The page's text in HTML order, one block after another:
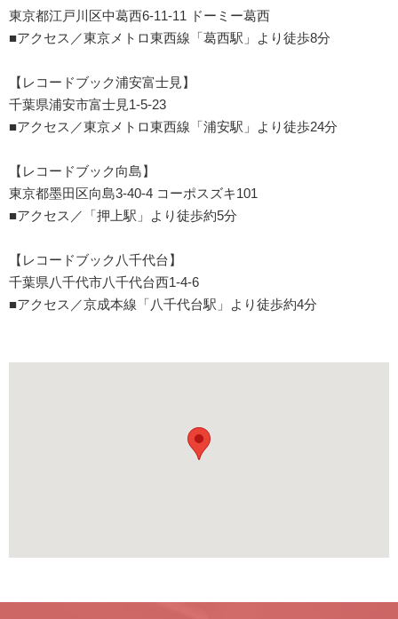
東京都江戸川区中葛西6-11-11 ドーミー葛西
■アクセス／東京メトロ東西線「葛西駅」より徒歩8分
【レコードブック浦安富士見】
千葉県浦安市富士見1-5-23
■アクセス／東京メトロ東西線「浦安駅」より徒歩24分
【レコードブック向島】
東京都墨田区向島3-40-4 コーポスズキ101
■アクセス／「押上駅」より徒歩約5分
【レコードブック八千代台】
千葉県八千代市八千代台西1-4-6
■アクセス／京成本線「八千代台駅」より徒歩約4分